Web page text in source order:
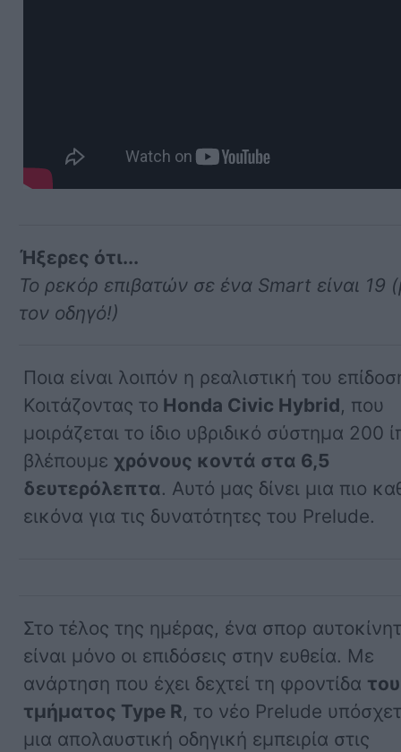
Ήξερες ότι...
Το ρεκόρ επιβατών σε ένα Smart είναι 19
τον οδηγό!)
Ποια είναι λοιπόν η ρεαλιστική του
Κοιτάζοντας το Honda Civic Hybrid, που
μοιράζεται το ίδιο υβριδικό σύστημα 200
βλέπουμεχρόνους κοντά στα 6,5
δευτερόλεπτα. Αυτό μας δίνει μια πιο
εικόνα για τις δυνατότητες του Prelude.
Στο τέλος της ημέρας, ένα σπορ
είναι μόνο οι επιδόσεις στην ευθεία. Με
ανάρτηση που έχει δεχτεί τη φροντίδα του
τμήματος Type R, το νέο Prelude
μια απολαυστική οδηγική εμπειρία στις